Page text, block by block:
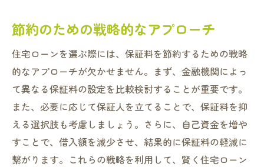
適切な保証料設定での不安解消
住まい探しに役立つ保証料の知識
守口市での安心できる住まい探しのステッ
プ
節約のための戦略的なアプローチ
住宅ローンを選ぶ際には、保証料を節約するための戦略
的なアプローチが欠かせません。まず、金融機関によっ
て異なる保証料の設定を比較検討することが重要です。
また、必要に応じて保証人を立てることで、保証料を抑
える選択肢も考慮しましょう。さらに、自己資金を増や
すことで、借入額を減少させ、結果的に保証料の軽減に
繋がります。これらの戦略を利用して、賢く住宅ローン